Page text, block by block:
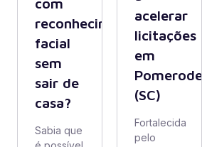
reconhecimento
facial
sem
sair de
casa?
Sabia que
acelerar
licitações
em
Pomerode
(SC)
Fortalecida
pelo